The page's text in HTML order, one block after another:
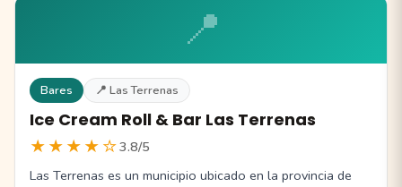
📍
Bares 📍 Las Terrenas
Ice Cream Roll & Bar Las Terrenas
★★★★☆3.8/5
Las Terrenas es un municipio ubicado en la provincia de